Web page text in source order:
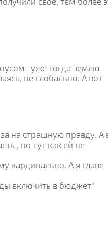
уже тогда землю
не глобально. А вот
на страшную правду. А
, но тут как ей не
кардинально. А я главе
включить в бюджет"